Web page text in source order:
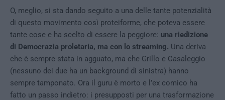
O, meglio, si sta dando seguito a una delle tante potenzialità
di questo movimento così proteiforme, che poteva essere
tante cose e ha scelto di essere la peggiore: una riedizione
di Democrazia proletaria, ma con lo streaming. Una deriva
che è sempre stata in agguato, ma che Grillo e Casaleggio
(nessuno dei due ha un background di sinistra) hanno
sempre tamponato. Ora il guru è morto e l’ex comico ha
fatto un passo indietro: i presupposti per una trasformazione